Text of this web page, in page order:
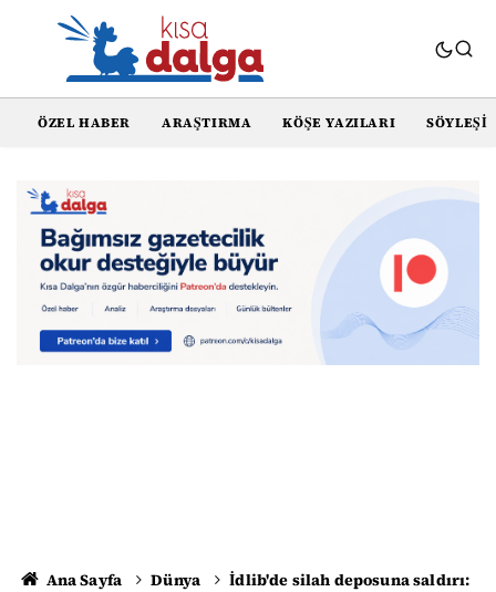
ÖZEL HABER ARAŞTIRMA KÖŞE YAZILARI SÖYLEŞI
Ana Sayfa Dünya
İdlib'de silah deposuna saldırı: